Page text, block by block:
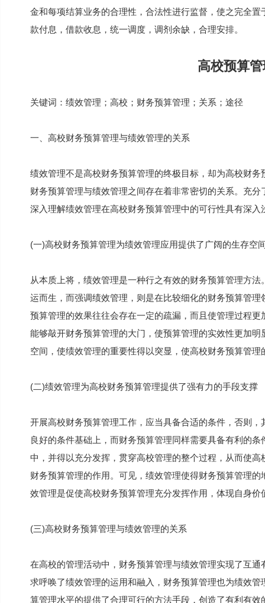
金和每项结算业务的合理性，合法性进行监督，使之完全
款付息，借款收息，统一调度，调剂余缺，合理安排。
高校预算
关键词：绩效管理；高校；财务预算管理；关系；途径
一、高校财务预算管理与绩效管理的关系
绩效管理不是高校财务预算管理的终极目标，却为高校财
财务预算管理与绩效管理之间存在着非常密切的关系。充
深入理解绩效管理在高校财务预算管理中的可行性具有深入
(一)高校财务预算管理为绩效管理应用提供了广阔的生存空
从本质上将，绩效管理是一种行之有效的财务预算管理方
运而生，而强调绩效管理，则是在比较细化的财务预算管
预算管理的效果往往会存在一定的疏漏，而且使管理过程
能够敲开财务预算管理的大门，使预算管理的实效性更加
空间，使绩效管理的重要性得以突显，使高校财务预算管
(二)绩效管理为高校财务预算管理提供了强有力的手段支撑
开展高校财务预算管理工作，应当具备合适的条件，否则
良好的条件基础上，而财务预算管理同样需要具备有利的
中，并得以充分发挥，贯穿高校管理的整个过程，从而使
财务预算管理的作用。可见，绩效管理使得财务预算管理
效管理是促使高校财务预算管理充分发挥作用，体现自身价
(三)高校财务预算管理与绩效管理的关系
在高校的管理活动中，财务预算管理与绩效管理实现了互
求呼唤了绩效管理的运用和融入，财务预算管理也为绩效
算管理水平的提供了合理可行的方法手段，创造了有利有